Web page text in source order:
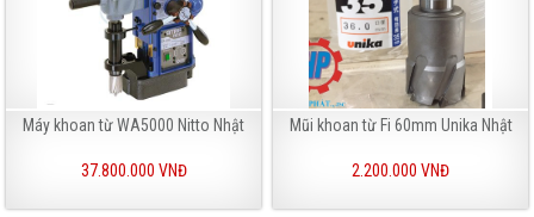
Máy khoan từ WA5000 Nitto Nhật
37.800.000 VNĐ
Mũi khoan từ Fi 60mm Unika Nhật
2.200.000 VNĐ